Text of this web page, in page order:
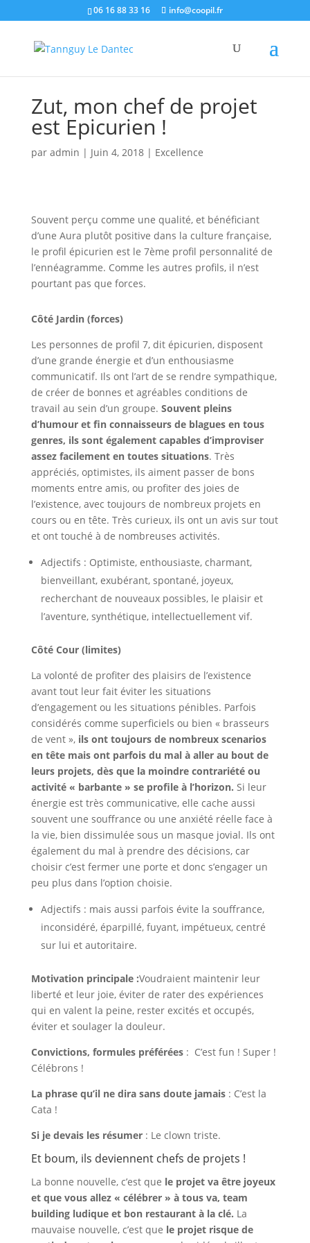
06 16 88 33 16 info@coopil.fr
Zut, mon chef de projet
est Epicurien !
par admin | Juin 4, 2018| Excellence
Souvent perçu comme une qualité, et bénéficiant
d’une Aura plutôt positive dans la culture française,
le profil épicurien est le 7ème profil personnalité de
l’ennéagramme. Comme les autres profils, il n’est
pourtant pas que forces.
Côté Jardin (forces)
Les personnes de profil 7, dit épicurien, disposent
d’une grande énergie et d’un enthousiasme
communicatif. Ils ont l’art de se rendre sympathique,
de créer de bonnes et agréables conditions de
travail au sein d’un groupe. Souvent pleins
d’humour et fin connaisseurs de blagues en tous
genres, ils sont également capables d’improviser
assez facilement en toutes situations. Très
appréciés, optimistes, ils aiment passer de bons
moments entre amis, ou profiter des joies de
l’existence, avec toujours de nombreux projets en
cours ou en tête. Très curieux, ils ont un avis sur tout
et ont touché à de nombreuses activités.
Adjectifs : Optimiste, enthousiaste, charmant,
bienveillant, exubérant, spontané, joyeux,
recherchant de nouveaux possibles, le plaisir et
l’aventure, synthétique, intellectuellement vif.
Côté Cour (limites)
La volonté de profiter des plaisirs de l’existence
avant tout leur fait éviter les situations
d’engagement ou les situations pénibles. Parfois
considérés comme superficiels ou bien « brasseurs
de vent », ils ont toujours de nombreux scenarios
en tête mais ont parfois du mal à aller au bout de
leurs projets, dès que la moindre contrariété ou
activité « barbante » se profile à l’horizon. Si leur
énergie est très communicative, elle cache aussi
souvent une souffrance ou une anxiété réelle face à
la vie, bien dissimulée sous un masque jovial. Ils ont
également du mal à prendre des décisions, car
choisir c’est fermer une porte et donc s’engager un
peu plus dans l’option choisie.
Adjectifs : mais aussi parfois évite la souffrance,
inconsidéré, éparpillé, fuyant, impétueux, centré
sur lui et autoritaire.
Motivation principale :Voudraient maintenir leur
liberté et leur joie, éviter de rater des expériences
qui en valent la peine, rester excités et occupés,
éviter et soulager la douleur.
Convictions, formules préférées: C’est fun ! Super !
Célébrons !
La phrase qu’il ne dira sans doute jamais: C’est la
Cata !
Si je devais les résumer: Le clown triste.
Et boum, ils deviennent chefs de projets !
La bonne nouvelle, c’est que le projet va être joyeux
et que vous allez « célébrer » à tous va, team
building ludique et bon restaurant à la clé. La
mauvaise nouvelle, c’est que le projet risque de